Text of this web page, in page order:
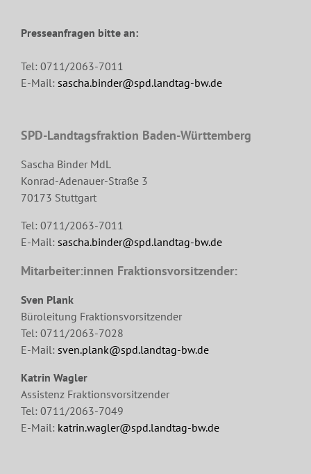
Presseanfragen bitte an:
Tel: 0711/2063-7011
E-Mail: sascha.binder@spd.landtag-bw.de
SPD-Landtagsfraktion Baden-Württemberg
Sascha Binder MdL
Konrad-Adenauer-Straße 3
70173 Stuttgart
Tel: 0711/2063-7011
E-Mail: sascha.binder@spd.landtag-bw.de
Mitarbeiter:innen Fraktionsvorsitzender:
Sven Plank
Büroleitung Fraktionsvorsitzender
Tel: 0711/2063-7028
E-Mail: sven.plank@spd.landtag-bw.de
Katrin Wagler
Assistenz Fraktionsvorsitzender
Tel: 0711/2063-7049
E-Mail: katrin.wagler@spd.landtag-bw.de